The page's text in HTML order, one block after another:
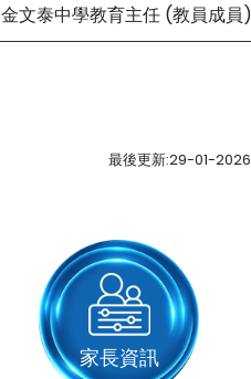
金文泰中學教育主任 (教員成員)
最後更新:29-01-2026
家長資訊